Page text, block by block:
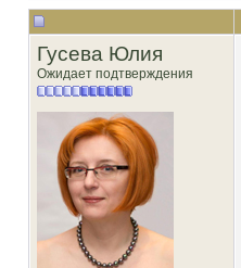
Гусева Юлия
Ожидает подтверждения